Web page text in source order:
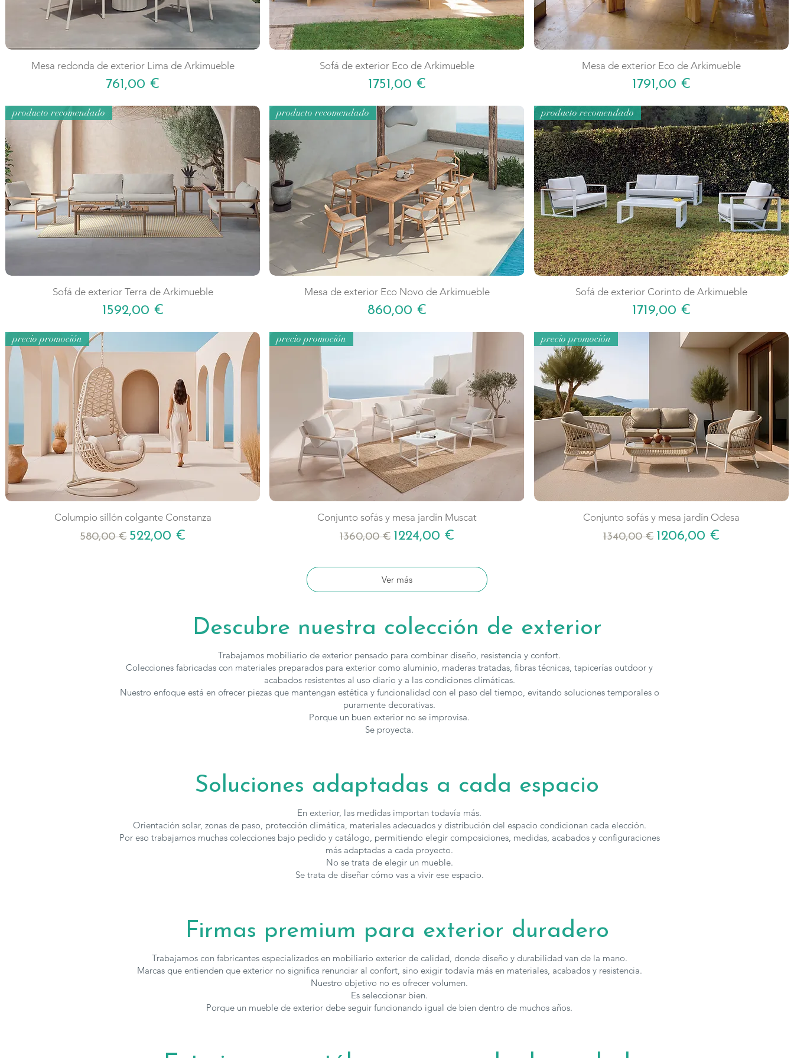
Mesa redonda de exterior Lima de Arkimueble
Precio
761,00 €
Sofá de exterior Eco de Arkimueble
Precio
1751,00 €
Mesa de exterior Eco de Arkimueble
Precio
1791,00 €
producto recomendado
Sofá de exterior Terra de Arkimueble
Precio
1592,00 €
producto recomendado
Mesa de exterior Eco Novo de Arkimueble
Precio
860,00 €
producto recomendado
Sofá de exterior Corinto de Arkimueble
Precio
1719,00 €
precio promoción
Columpio sillón colgante Constanza
Precio
580,00 € Precio de oferta
522,00 €
precio promoción
Conjunto sofás y mesa jardín Muscat
Precio
1360,00 € Precio de oferta
1224,00 €
precio promoción
Conjunto sofás y mesa jardín Odesa
Precio
1340,00 € Precio de oferta
1206,00 €
Ver más
Descubre nuestra colección de exterior
Trabajamos mobiliario de exterior pensado para combinar diseño, resistencia y confort.
Colecciones fabricadas con materiales preparados para exterior como aluminio, maderas tratadas, fibras técnicas, tapicerías outdoor y
acabados resistentes al uso diario y a las condiciones climáticas.
Nuestro enfoque está en ofrecer piezas que mantengan estética y funcionalidad con el paso del tiempo, evitando soluciones temporales o
puramente decorativas.
Porque un buen exterior no se improvisa.
Se proyecta.
Soluciones adaptadas a cada espacio
En exterior, las medidas importan todavía más.
Orientación solar, zonas de paso, protección climática, materiales adecuados y distribución del espacio condicionan cada elección.
Por eso trabajamos muchas colecciones bajo pedido y catálogo, permitiendo elegir composiciones, medidas, acabados y configuraciones
más adaptadas a cada proyecto.
No se trata de elegir un mueble.
Se trata de diseñar cómo vas a vivir ese espacio.
Firmas premium para exterior duradero
Trabajamos con fabricantes especializados en mobiliario exterior de calidad, donde diseño y durabilidad van de la mano.
Marcas que entienden que exterior no significa renunciar al confort, sino exigir todavía más en materiales, acabados y resistencia.
Nuestro objetivo no es ofrecer volumen.
Es seleccionar bien.
Porque un mueble de exterior debe seguir funcionando igual de bien dentro de muchos años.